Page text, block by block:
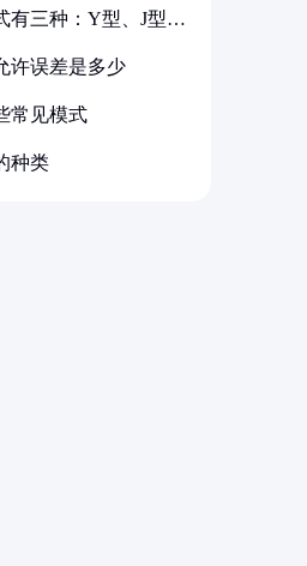
有三种：Y型、J型、
许误差是多少
常见模式
种类